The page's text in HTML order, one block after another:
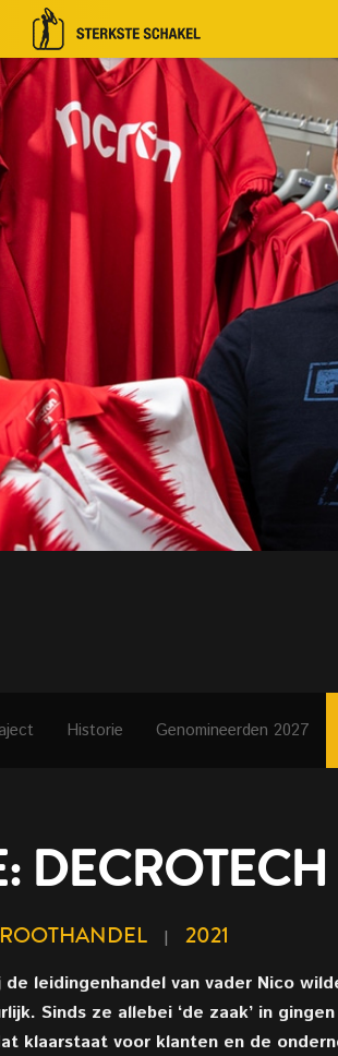
Historie Genomineerden 2027
DECROTECH
| 2021
leidingenhandel van vader Nico
Sinds ze allebei ‘de zaak’ in
klaarstaat voor klanten en de